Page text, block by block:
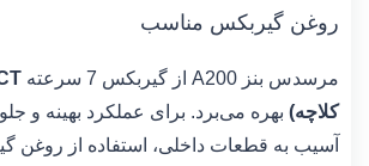
روغن گیربکس مناسب
مرسدس بنز A200 از گیربکس 7 سرعته
کلاچه) بهره می‌برد. برای عملکرد بهینه و
آسیب به قطعات داخلی، استفاده از روغن